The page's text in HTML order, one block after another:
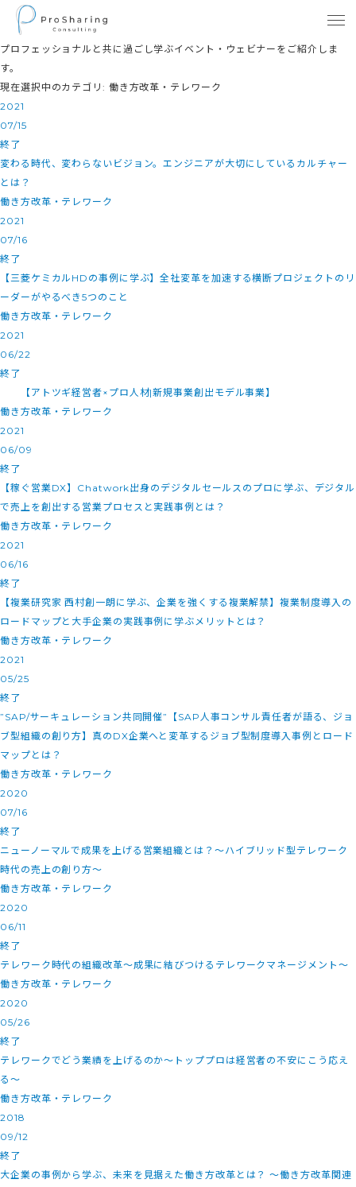
プロフェッショナルと共に過ごし学ぶイベント・ウェビナーをご紹介しま
す。
現在選択中のカテゴリ: 働き方改革・テレワーク
2021
07/15
終了
変わる時代、変わらないビジョン。エンジニアが大切にしているカルチャー
とは？
働き方改革・テレワーク
2021
07/16
終了
【三菱ケミカルHDの事例に学ぶ】全社変革を加速する横断プロジェクトのリ
ーダーがやるべき5つのこと
働き方改革・テレワーク
2021
06/22
終了
【アトツギ経営者×プロ人材|新規事業創出モデル事業】
働き方改革・テレワーク
2021
06/09
終了
【稼ぐ営業DX】Chatwork出身のデジタルセールスのプロに学ぶ、デジタル
で売上を創出する営業プロセスと実践事例とは？
働き方改革・テレワーク
2021
06/16
終了
【複業研究家 西村創一朗に学ぶ、企業を強くする複業解禁】複業制度導入の
ロードマップと大手企業の実践事例に学ぶメリットとは？
働き方改革・テレワーク
2021
05/25
終了
”SAP/サーキュレーション共同開催”【SAP人事コンサル責任者が語る、ジョ
ブ型組織の創り方】真のDX企業へと変革するジョブ型制度導入事例とロード
マップとは？
働き方改革・テレワーク
2020
07/16
終了
ニューノーマルで成果を上げる営業組織とは？～ハイブリッド型テレワーク
時代の売上の創り方～
働き方改革・テレワーク
2020
06/11
終了
テレワーク時代の組織改革～成果に結びつけるテレワークマネージメント～
働き方改革・テレワーク
2020
05/26
終了
テレワークでどう業績を上げるのか～トッププロは経営者の不安にこう応え
る～
働き方改革・テレワーク
2018
09/12
終了
大企業の事例から学ぶ、未来を見据えた働き方改革とは？ 〜働き方改革関連